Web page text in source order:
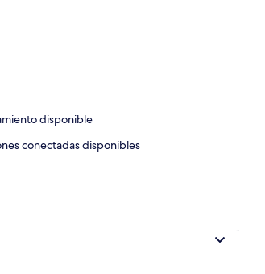
disponible
conectadas disponibles